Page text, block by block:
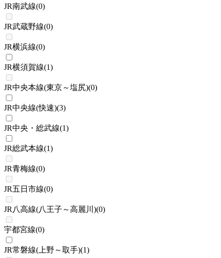
JR南武線(0)
JR武蔵野線(0)
JR横浜線(0)
JR横須賀線(1)
JR中央本線(東京～塩尻)(0)
JR中央線(快速)(3)
JR中央・総武線(1)
JR総武本線(1)
JR青梅線(0)
JR五日市線(0)
JR八高線(八王子～高麗川)(0)
宇都宮線(0)
JR常磐線(上野～取手)(1)